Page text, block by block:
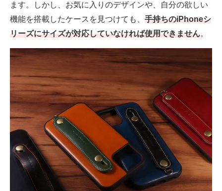
ます。しかし、お気に入りのデザインや、自分の欲しい
機能を搭載したケースを見つけても、 手持ちのiPhoneシ
リーズにサイズが対応していなければ使用できません。